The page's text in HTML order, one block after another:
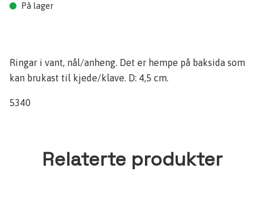
På lager
Ringar i vant, nål/anheng. Det er hempe på baksida som
kan brukast til kjede/klave. D: 4,5 cm.
5340
Relaterte produkter